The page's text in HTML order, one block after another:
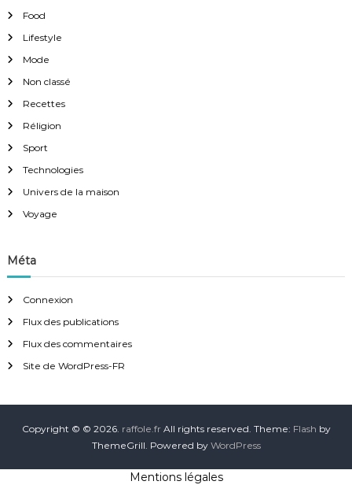
Food
Lifestyle
Mode
Non classé
Recettes
Réligion
Sport
Technologies
Univers de la maison
Voyage
Méta
Connexion
Flux des publications
Flux des commentaires
Site de WordPress-FR
Copyright © © 2026. raffole.frAll rights reserved. Theme: Flash by
ThemeGrill. Powered by WordPress
Mentions légales